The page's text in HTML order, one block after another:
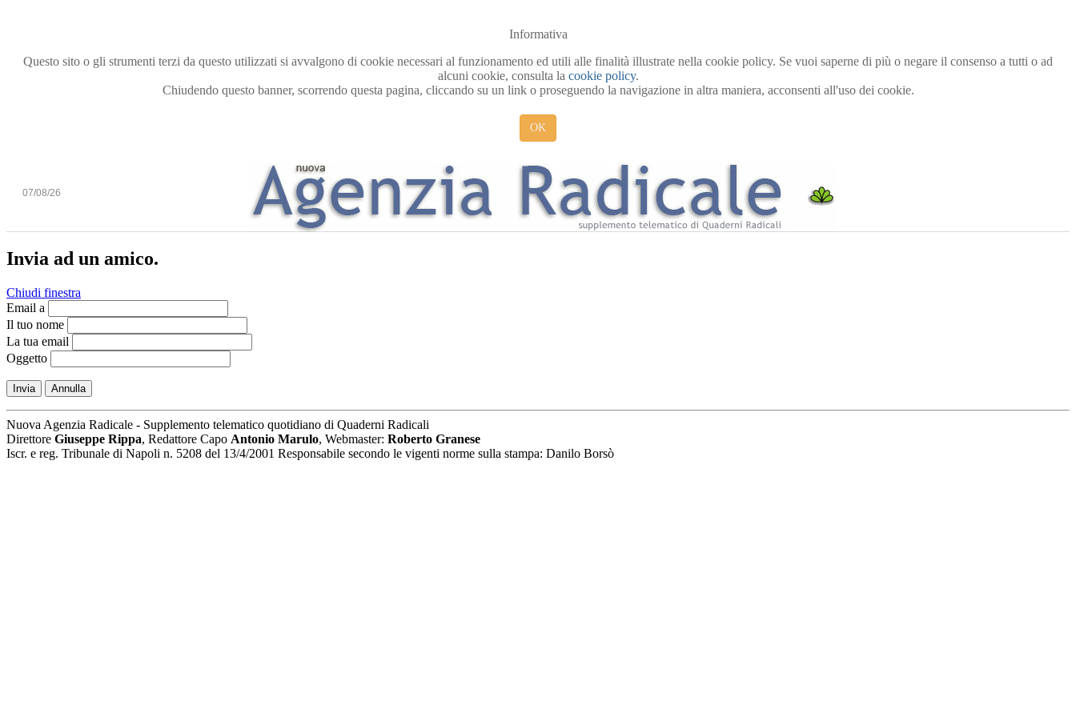
Informativa
Questo sito o gli strumenti terzi da questo utilizzati si avvalgono di cookie necessari al funzionamento ed utili alle finalità illustrate nella cookie policy. Se vuoi saperne di più o negare il consenso a tutti o ad
alcuni cookie, consulta la cookie policy.
Chiudendo questo banner, scorrendo questa pagina, cliccando su un link o proseguendo la navigazione in altra maniera, acconsenti all'uso dei cookie.
OK
07/08/26
Invia ad un amico.
Chiudi finestra
Email a
Il tuo nome
La tua email
Oggetto
Invia Annulla
Nuova Agenzia Radicale - Supplemento telematico quotidiano di Quaderni Radicali
Direttore Giuseppe Rippa, Redattore Capo Antonio Marulo, Webmaster: Roberto Granese
Iscr. e reg. Tribunale di Napoli n. 5208 del 13/4/2001 Responsabile secondo le vigenti norme sulla stampa: Danilo Borsò